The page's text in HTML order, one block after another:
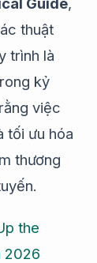
thuật
trình là
kỷ
việc
tối ưu hóa
thương
the
2026